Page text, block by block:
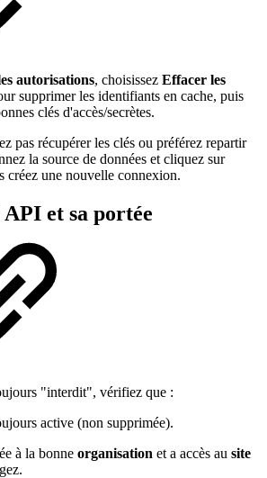
autorisations, choisissez Effacer les
supprimer les identifiants en cache, puis
clés d'accès/secrètes.
pas récupérer les clés ou préférez repartir
la source de données et cliquez sur
créez une nouvelle connexion.
et sa portée
"interdit", vérifiez que :
active (non supprimée).
à la bonne organisation et a accès au site